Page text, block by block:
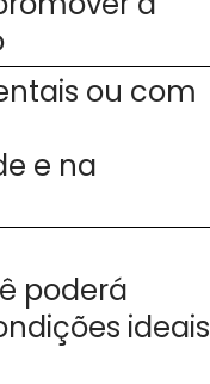
ou com
e na
poderá
ideais